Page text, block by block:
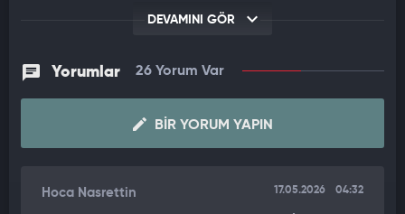
ticari ilişkiler kriminalize edilmeye çalışıldı.
ABD'nin Hürmüz Boğazı'ndaki ablukası nedeniyle İran'ın
yeni yollar bulduğunu belirten Kanal 14 sunucusu, "Geçmişte
İranlıların finansal faaliyetlerinin çoğu Dubai üzerinden
ülkelerinin ABD'ye yakınlaşmasının ardından ana finansal
DEVAMINI GÖR
Yorumlar 26 Yorum Var
BIR YORUM YAPIN
Hoca Nasrettin 17.05.2026 04:32